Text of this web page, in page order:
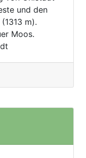
und den
m).
Moos.